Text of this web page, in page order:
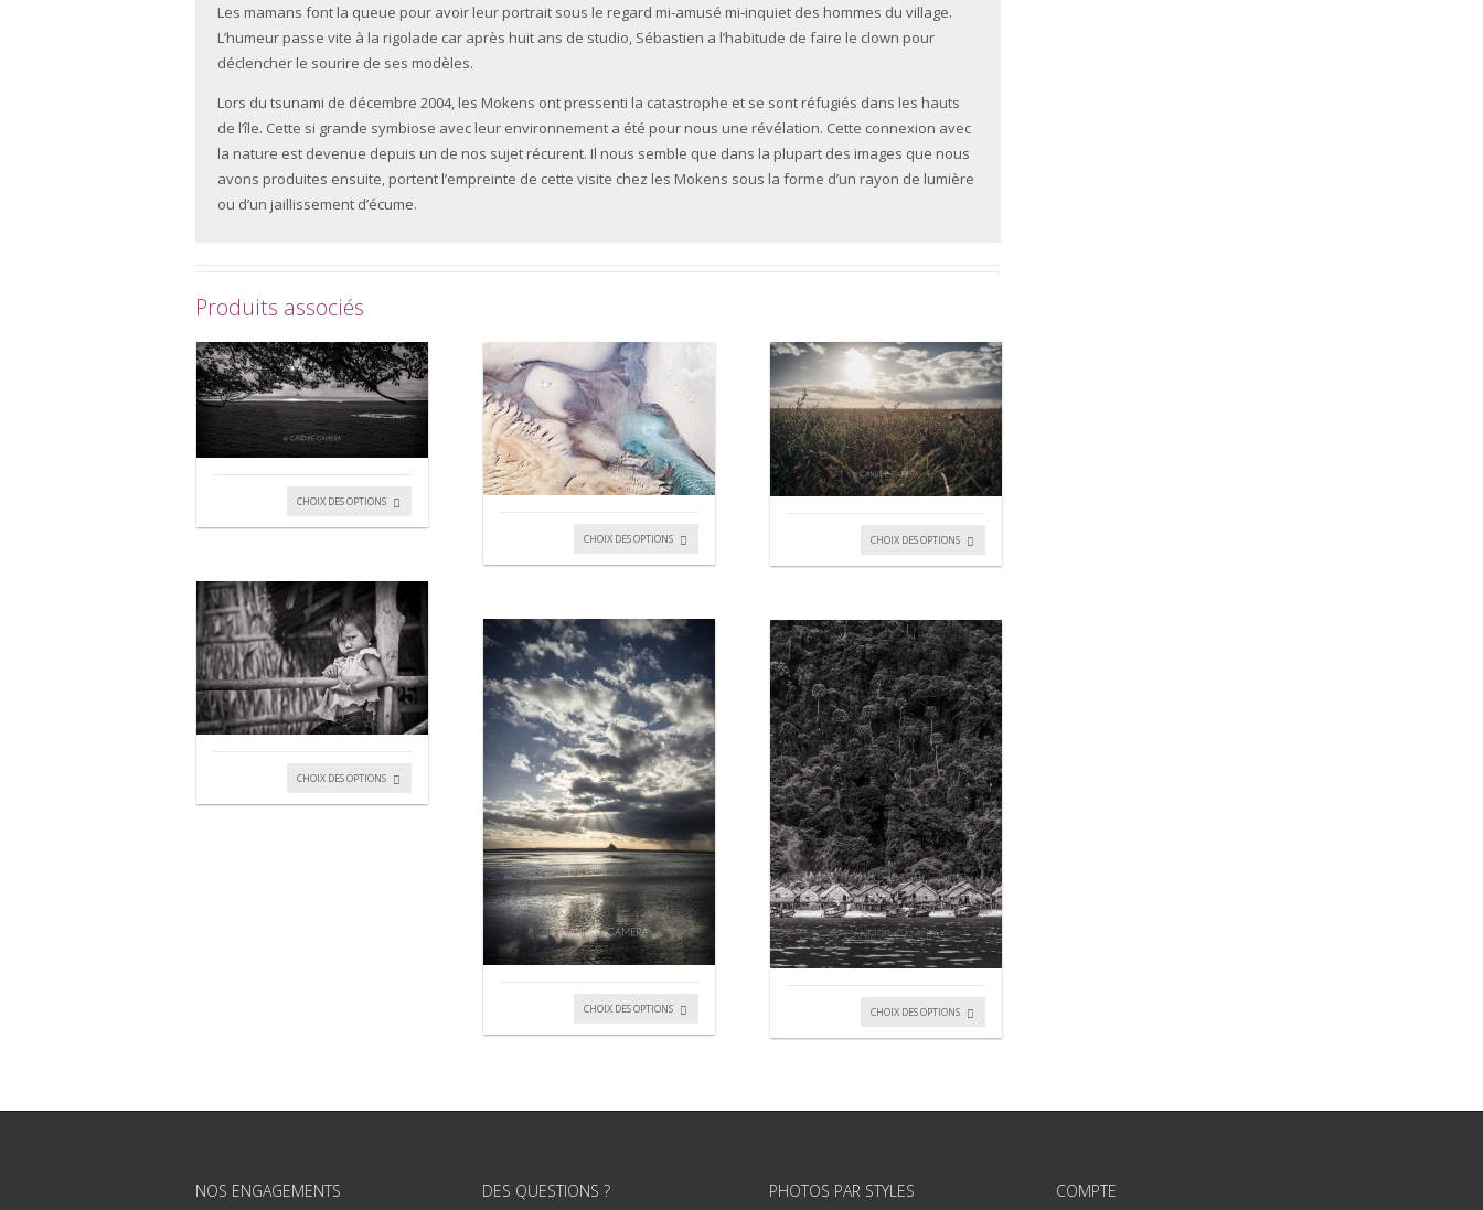
Les mamans font la queue pour avoir leur portrait sous le regard mi-amusé mi-inquiet des hommes du village.
L’humeur passe vite à la rigolade car après huit ans de studio, Sébastien a l’habitude de faire le clown pour
déclencher le sourire de ses modèles.
Lors du tsunami de décembre 2004, les Mokens ont pressenti la catastrophe et se sont réfugiés dans les hauts
de l’île. Cette si grande symbiose avec leur environnement a été pour nous une révélation. Cette connexion avec
la nature est devenue depuis un de nos sujet récurent. Il nous semble que dans la plupart des images que nous
avons produites ensuite, portent l’empreinte de cette visite chez les Mokens sous la forme d’un rayon de lumière
ou d’un jaillissement d’écume.
Produits associés
CHOIX DES OPTIONS
CHOIX DES OPTIONS CHOIX DES OPTIONS
CHOIX DES OPTIONS
CHOIX DES OPTIONS CHOIX DES OPTIONS
NOS ENGAGEMENTS DES QUESTIONS ? PHOTOS PAR STYLES COMPTE